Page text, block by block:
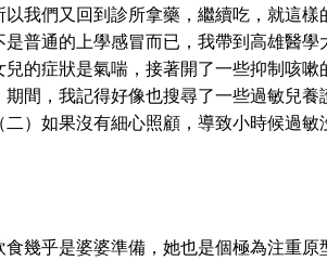
我們又回到診所拿藥，繼續吃，就這
普通的上學感冒而已，我帶到高雄醫
的症狀是氣喘，接著開了一些抑制咳
間，我記得好像也搜尋了一些過敏兒
）如果沒有細心照顧，導致小時候過
乎是婆婆準備，她也是個極為注重原